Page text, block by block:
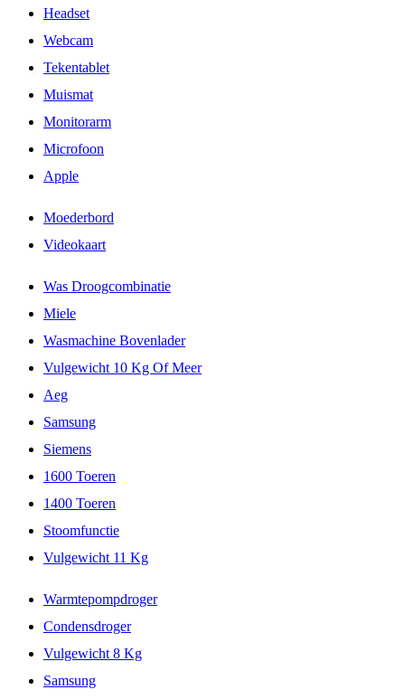
Headset
Webcam
Tekentablet
Muismat
Monitorarm
Microfoon
Apple
Moederbord
Videokaart
Was Droogcombinatie
Miele
Wasmachine Bovenlader
Vulgewicht 10 Kg Of Meer
Aeg
Samsung
Siemens
1600 Toeren
1400 Toeren
Stoomfunctie
Vulgewicht 11 Kg
Warmtepompdroger
Condensdroger
Vulgewicht 8 Kg
Samsung